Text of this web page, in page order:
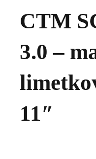
CTM
3.0 –
11″